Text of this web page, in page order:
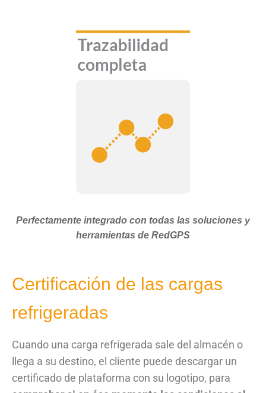
Perfectamente integrado con todas las soluciones y
herramientas de RedGPS
Certificación de las cargas
refrigeradas
Cuando una carga refrigerada sale del almacén o
llega a su destino, el cliente puede descargar un
certificado de plataforma con su logotipo, para